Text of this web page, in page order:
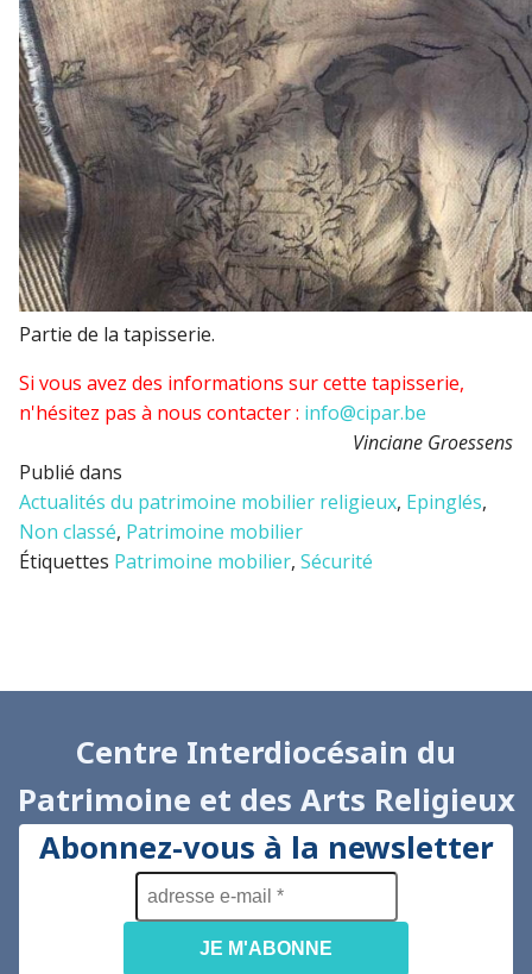
Partie de la tapisserie.
Si vous avez des informations sur cette tapisserie,
n'hésitez pas à nous contacter : info@cipar.be
Vinciane Groessens
Publié dans
Actualités du patrimoine mobilier religieux, Epinglés,
Non classé, Patrimoine mobilier
Étiquettes Patrimoine mobilier, Sécurité
Centre Interdiocésain du
Patrimoine et des Arts Religieux
Abonnez-vous à la newsletter
adresse
e-
mail
*